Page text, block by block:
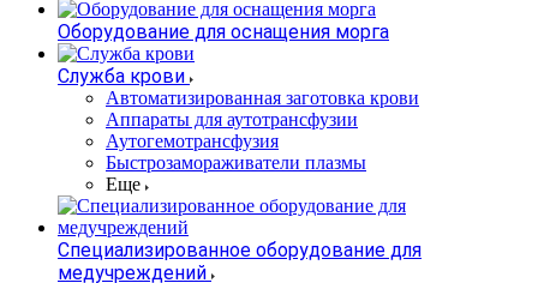
Оборудование для оснащения морга
Служба крови
Автоматизированная заготовка крови
Аппараты для аутотрансфузии
Аутогемотрансфузия
Быстрозамораживатели плазмы
Еще
Специализированное оборудование для
медучреждений